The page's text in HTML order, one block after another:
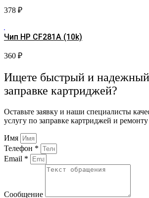
378 ₽
Чип HP CF281A (10k)
360 ₽
Ищете быстрый и надежный
заправке картриджей?
Оставьте заявку и наши специалисты
услугу по заправке картриджей и
Имя
Телефон *
Email *
Сообщение